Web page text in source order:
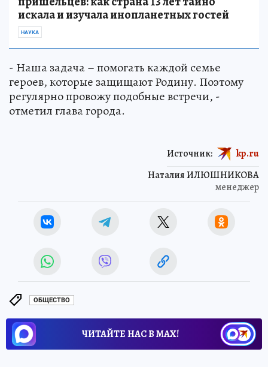
искала и изучала инопланетных гостей
НАУКА
- Наша задача – помогать каждой семье
героев, которые защищают Родину. Поэтому
регулярно провожу подобные встречи, -
отметил глава города.
Наталия ИЛЮШНИКОВА
менеджер
Источник: kp.ru
ОБЩЕСТВО
ЧИТАЙТЕ НАС В МАХ!